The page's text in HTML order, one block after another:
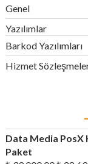
Genel
Yazılımlar
Barkod Yazılımları
Hizmet
Data Media PosX
Paket